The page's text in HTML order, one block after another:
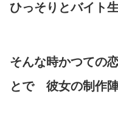
ひっそりとバイト
そんな時かつての
とで 彼女の制作